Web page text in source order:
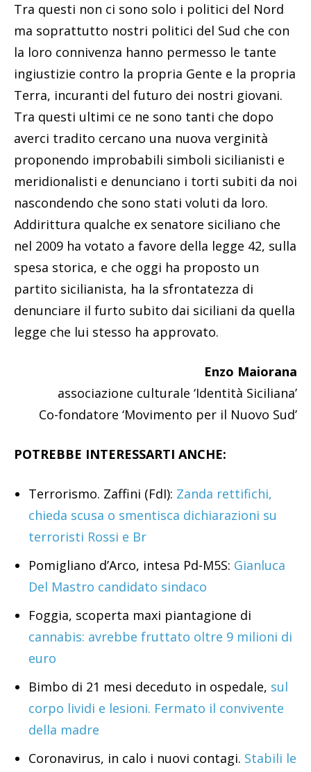
Tra questi non ci sono solo i politici del Nord
ma soprattutto nostri politici del Sud che con
la loro connivenza hanno permesso le tante
ingiustizie contro la propria Gente e la propria
Terra, incuranti del futuro dei nostri giovani.
Tra questi ultimi ce ne sono tanti che dopo
averci tradito cercano una nuova verginità
proponendo improbabili simboli sicilianisti e
meridionalisti e denunciano i torti subiti da noi
nascondendo che sono stati voluti da loro.
Addirittura qualche ex senatore siciliano che
nel 2009 ha votato a favore della legge 42, sulla
spesa storica, e che oggi ha proposto un
partito sicilianista, ha la sfrontatezza di
denunciare il furto subito dai siciliani da quella
legge che lui stesso ha approvato.
Enzo Maiorana
associazione culturale ‘Identità Siciliana’
Co-fondatore ‘Movimento per il Nuovo Sud’
POTREBBE INTERESSARTI ANCHE:
Terrorismo. Zaffini (FdI): Zanda rettifichi,
chieda scusa o smentisca dichiarazioni su
terroristi Rossi e Br
Pomigliano d’Arco, intesa Pd-M5S: Gianluca
Del Mastro candidato sindaco
Foggia, scoperta maxi piantagione di
cannabis: avrebbe fruttato oltre 9 milioni di
euro
Bimbo di 21 mesi deceduto in ospedale, sul
corpo lividi e lesioni. Fermato il convivente
della madre
Coronavirus, in calo i nuovi contagi. Stabili le